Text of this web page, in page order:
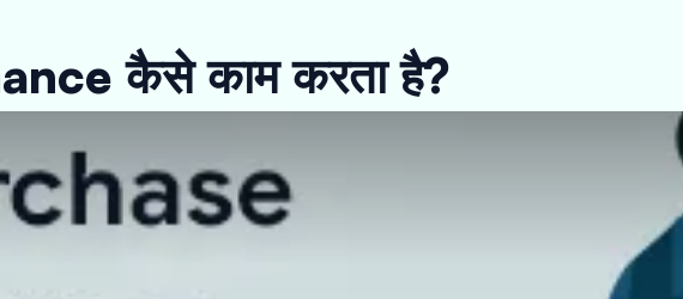
कैसे काम करता है?